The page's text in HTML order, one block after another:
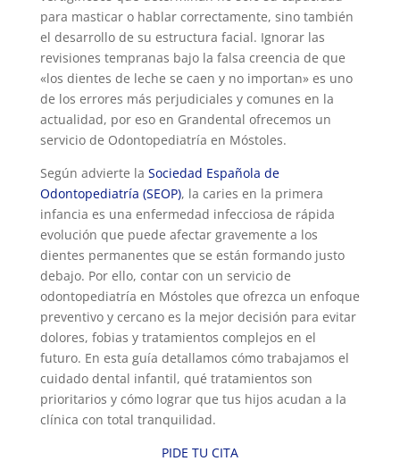
para masticar o hablar correctamente, sino también
el desarrollo de su estructura facial. Ignorar las
revisiones tempranas bajo la falsa creencia de que
«los dientes de leche se caen y no importan» es uno
de los errores más perjudiciales y comunes en la
actualidad, por eso en Grandental ofrecemos un
servicio de Odontopediatría en Móstoles.
Según advierte la Sociedad Española de
Odontopediatría (SEOP), la caries en la primera
infancia es una enfermedad infecciosa de rápida
evolución que puede afectar gravemente a los
dientes permanentes que se están formando justo
debajo. Por ello, contar con un servicio de
odontopediatría en Móstoles que ofrezca un enfoque
preventivo y cercano es la mejor decisión para evitar
dolores, fobias y tratamientos complejos en el
futuro. En esta guía detallamos cómo trabajamos el
cuidado dental infantil, qué tratamientos son
prioritarios y cómo lograr que tus hijos acudan a la
clínica con total tranquilidad.
PIDE TU CITA